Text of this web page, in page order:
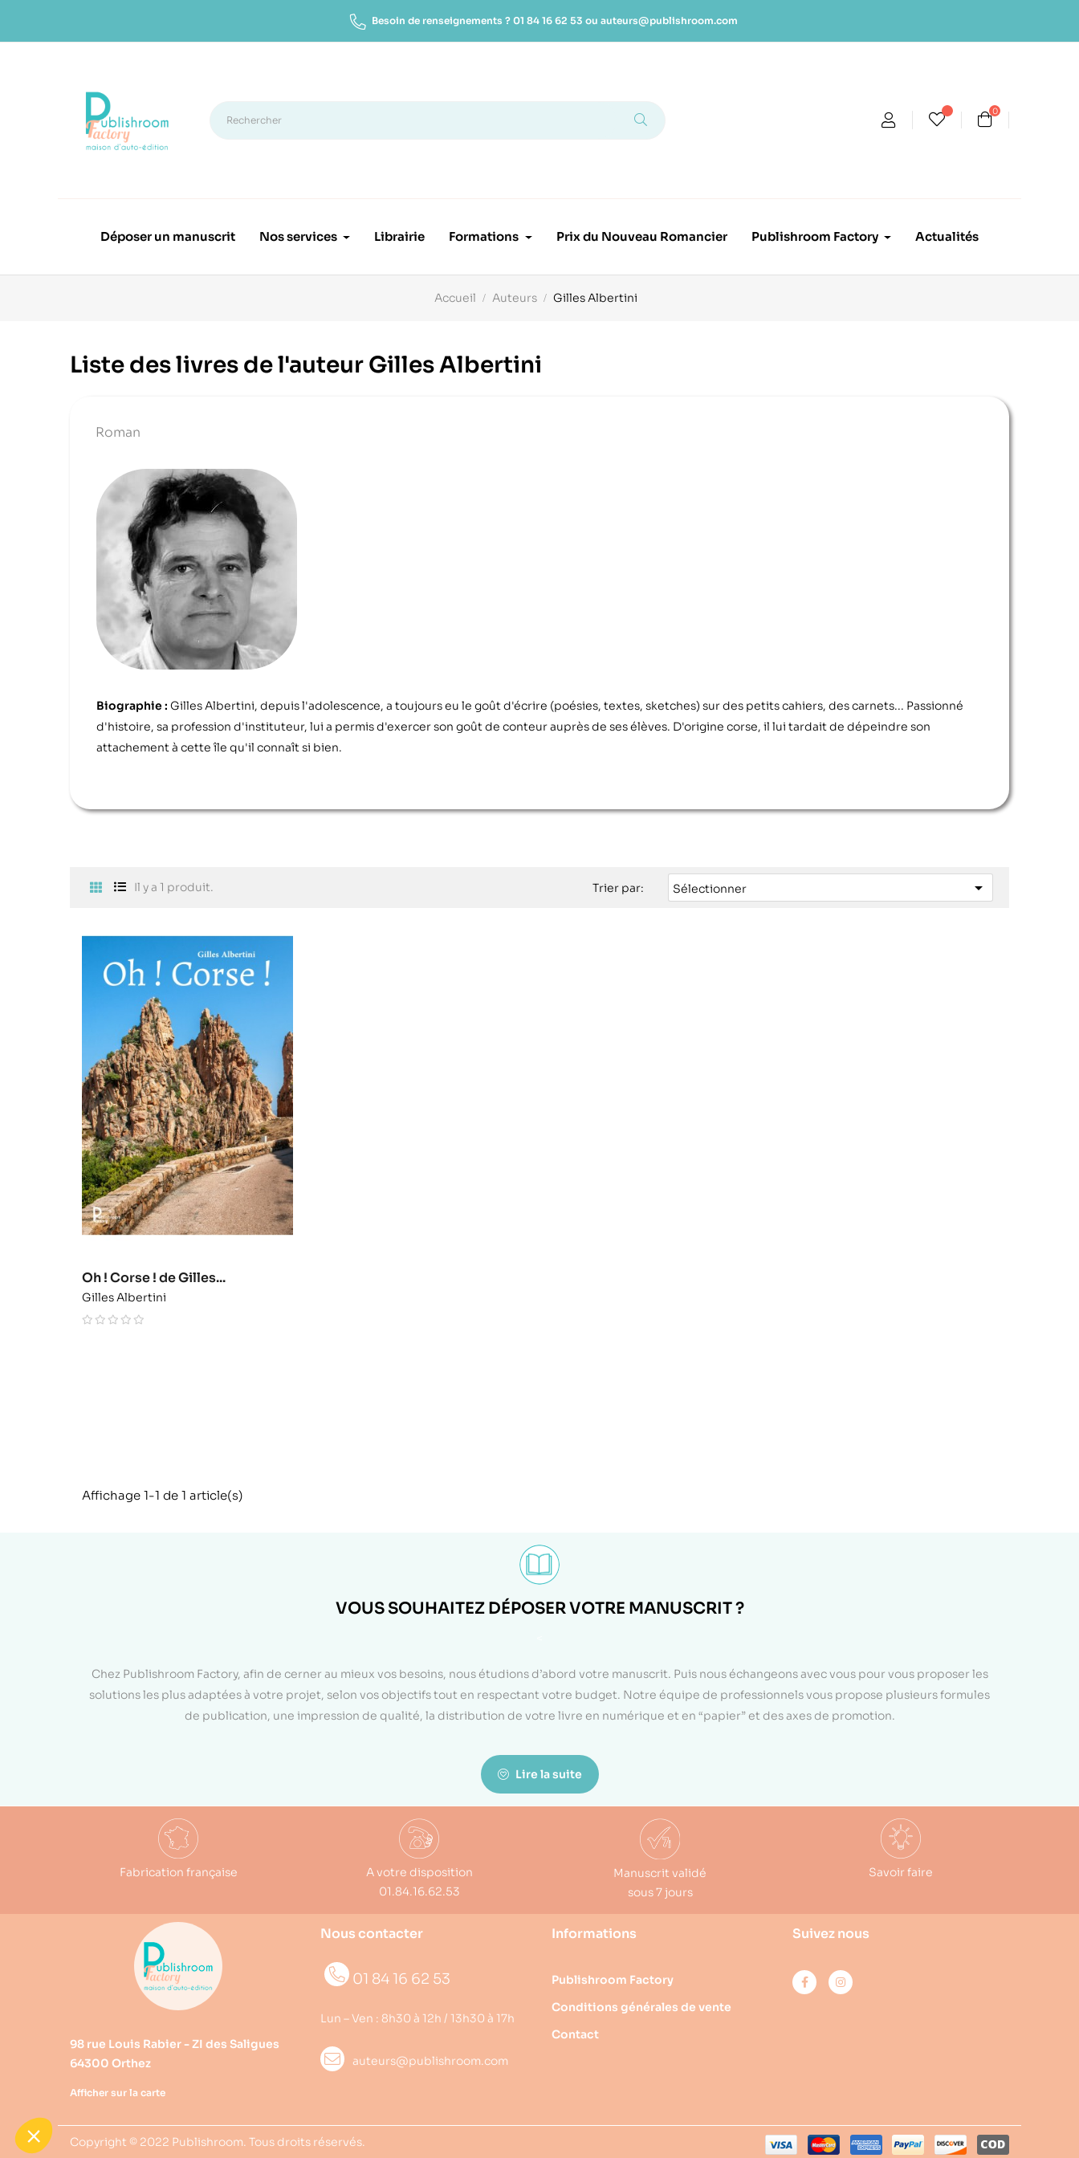
Besoin de renseignements ? 01 84 16 62 53 ou auteurs@publishroom.com
0
Déposer un manuscrit Nos services Librairie Formations Prix du Nouveau Romancier Publishroom Factory Actualités
Accueil Auteurs Gilles Albertini
Liste des livres de l'auteur Gilles Albertini
Roman
Biographie : Gilles Albertini, depuis l'adolescence, a toujours eu le goût d'écrire (poésies, textes, sketches) sur des petits cahiers, des carnets... Passionné
d'histoire, sa profession d'instituteur, lui a permis d'exercer son goût de conteur auprès de ses élèves. D'origine corse, il lui tardait de dépeindre son
attachement à cette île qu'il connaît si bien.
Il y a 1 produit. Trier par: Sélectionner 
Oh ! Corse ! de Gilles...
Gilles Albertini
Affichage 1-1 de 1 article(s)
VOUS SOUHAITEZ DÉPOSER VOTRE MANUSCRIT ?
Chez Publishroom Factory, afin de cerner au mieux vos besoins, nous étudions d’abord votre manuscrit. Puis nous échangeons avec vous pour vous proposer les
solutions les plus adaptées à votre projet, selon vos objectifs tout en respectant votre budget. Notre équipe de professionnels vous propose plusieurs formules
de publication, une impression de qualité, la distribution de votre livre en numérique et en “papier” et des axes de promotion.
Lire la suite
Fabrication française
A votre disposition
01.84.16.62.53
Manuscrit validé
sous 7 jours
Savoir faire
98 rue Louis Rabier - ZI des Saligues
64300 Orthez
Afficher sur la carte
Nous contacter
01 84 16 62 53
Lun – Ven : 8h30 à 12h / 13h30 à 17h
auteurs@publishroom.com
Informations
Publishroom Factory
Conditions générales de vente
Contact
Suivez nous
Copyright © 2022 Publishroom. Tous droits réservés.